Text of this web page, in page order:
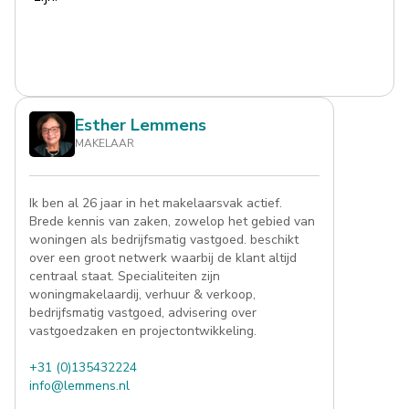
Esther Lemmens
MAKELAAR
Ik ben al 26 jaar in het makelaarsvak actief.
Brede kennis van zaken, zowelop het gebied van
woningen als bedrijfsmatig vastgoed. beschikt
over een groot netwerk waarbij de klant altijd
centraal staat. Specialiteiten zijn
woningmakelaardij, verhuur & verkoop,
bedrijfsmatig vastgoed, advisering over
vastgoedzaken en projectontwikkeling.
+31 (0)135432224
info@lemmens.nl